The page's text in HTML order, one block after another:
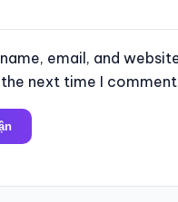
email, and
next time I